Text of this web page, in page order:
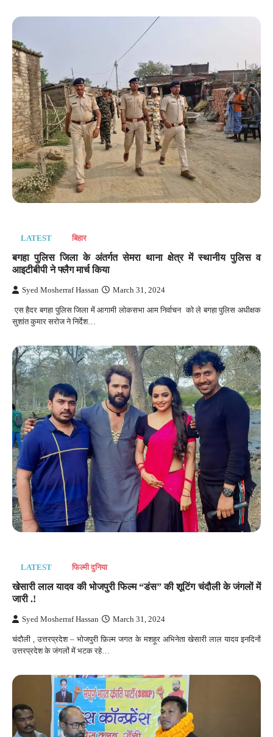
LATEST बिहार
बगहा पुलिस जिला के अंतर्गत सेमरा थाना क्षेत्र में स्थानीय पुलिस व
आइटीबीपी ने फ्लैग मार्च किया
Syed Mosherraf Hassan March 31, 2024
एस हैदर बगहा पुलिस जिला में आगामी लोकसभा आम निर्वाचन को ले बगहा पुलिस अधीक्षक
सुशांत कुमार सरोज ने निर्देश…
LATEST फिल्मी दुनिया
खेसारी लाल यादव की भोजपुरी फिल्म “डंस” की शूटिंग चंदौली के जंगलों में
जारी .!
Syed Mosherraf Hassan March 31, 2024
चंदौली , उत्तरप्रदेश – भोजपुरी फ़िल्म जगत के मशहूर अभिनेता खेसारी लाल यादव इनदिनों
उत्तरप्रदेश के जंगलों में भटक रहे…